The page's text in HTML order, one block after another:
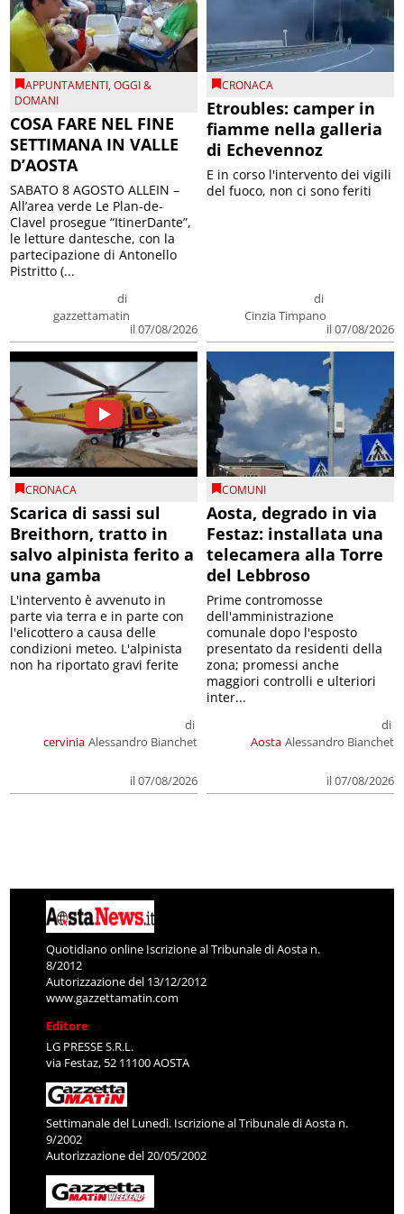
APPUNTAMENTI,OGGI &
DOMANI
COSA FARE NEL FINE
SETTIMANA IN VALLE
D’AOSTA
di
gazzettamatin
il 07/08/2026
SABATO 8 AGOSTO ALLEIN –
All’area verde Le Plan-de-
Clavel prosegue “ItinerDante”,
le letture dantesche, con la
partecipazione di Antonello
Pistritto (...
CRONACA
Etroubles: camper in
fiamme nella galleria
di Echevennoz
di
Cinzia Timpano
il 07/08/2026
E in corso l'intervento dei vigili
del fuoco, non ci sono feriti
CRONACA
Scarica di sassi sul
Breithorn, tratto in
salvo alpinista ferito a
una gamba
cervinia
di
Alessandro Bianchet
il 07/08/2026
L'intervento è avvenuto in
parte via terra e in parte con
l'elicottero a causa delle
condizioni meteo. L'alpinista
non ha riportato gravi ferite
COMUNI
Aosta, degrado in via
Festaz: installata una
telecamera alla Torre
del Lebbroso
Aosta
di
Alessandro Bianchet
il 07/08/2026
Prime contromosse
dell'amministrazione
comunale dopo l'esposto
presentato da residenti della
zona; promessi anche
maggiori controlli e ulteriori
inter...
Quotidiano online Iscrizione al Tribunale di Aosta n.
8/2012
Autorizzazione del 13/12/2012
www.gazzettamatin.com
Editore
LG PRESSE S.R.L.
via Festaz, 52 11100 AOSTA
Settimanale del Lunedì. Iscrizione al Tribunale di Aosta n.
9/2002
Autorizzazione del 20/05/2002